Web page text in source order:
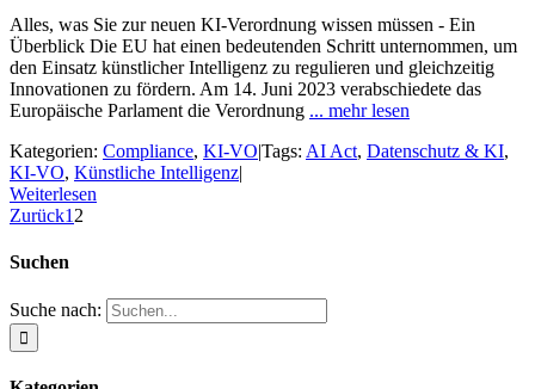
Alles, was Sie zur neuen KI-Verordnung wissen müssen - Ein
Überblick Die EU hat einen bedeutenden Schritt unternommen, um
den Einsatz künstlicher Intelligenz zu regulieren und gleichzeitig
Innovationen zu fördern. Am 14. Juni 2023 verabschiedete das
Europäische Parlament die Verordnung ... mehr lesen
Kategorien: Compliance, KI-VO|Tags: AI Act, Datenschutz & KI,
KI-VO, Künstliche Intelligenz|
Weiterlesen
Zurück1 2
Suchen
Suche nach: